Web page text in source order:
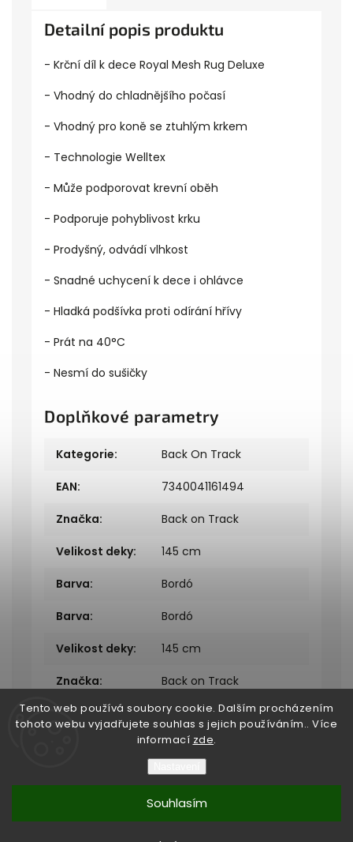
Tento web používá soubory cookie. Dalším procházením
tohoto webu vyjadřujete souhlas s jejich používáním.. Více
informací zde.
Souhlasím
Detailní popis produktu
- Krční díl k dece Royal Mesh Rug Deluxe
- Vhodný do chladnějšího počasí
- Vhodný pro koně se ztuhlým krkem
- Technologie Welltex
- Může podporovat krevní oběh
- Podporuje pohyblivost krku
- Prodyšný, odvádí vlhkost
- Snadné uchycení k dece i ohlávce
- Hladká podšívka proti odírání hřívy
- Prát na 40°C
- Nesmí do sušičky
Doplňkové parametry
Kategorie: Back On Track
EAN: 7340041161494
Značka: Back on Track
Velikost deky: 145 cm
Barva: Bordó
Barva: Bordó
Velikost deky: 145 cm
Značka: Back on Track
Vytvořil Shoptet
Copyright 2026Bukefalos. Všechna práva vyhrazena.
Shoptet| Design